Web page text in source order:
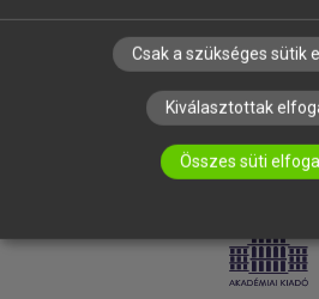
LICENCSZERZŐDÉS
Csak a szükséges sütik
Kiválasztottak
Összes süti